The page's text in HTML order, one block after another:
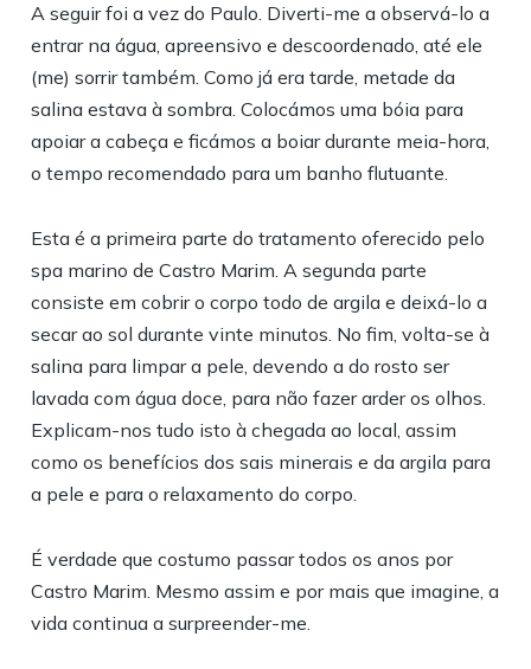
A seguir foi a vez do Paulo. Diverti-me a observá-lo a
entrar na água, apreensivo e descoordenado, até ele
(me) sorrir também. Como já era tarde, metade da
salina estava à sombra. Colocámos uma bóia para
apoiar a cabeça e ficámos a boiar durante meia-hora,
o tempo recomendado para um banho flutuante.
Esta é a primeira parte do tratamento oferecido pelo
spa marino de Castro Marim. A segunda parte
consiste em cobrir o corpo todo de argila e deixá-lo a
secar ao sol durante vinte minutos. No fim, volta-se à
salina para limpar a pele, devendo a do rosto ser
lavada com água doce, para não fazer arder os olhos.
Explicam-nos tudo isto à chegada ao local, assim
como os benefícios dos sais minerais e da argila para
a pele e para o relaxamento do corpo.
É verdade que costumo passar todos os anos por
Castro Marim. Mesmo assim e por mais que imagine, a
vida continua a surpreender-me.